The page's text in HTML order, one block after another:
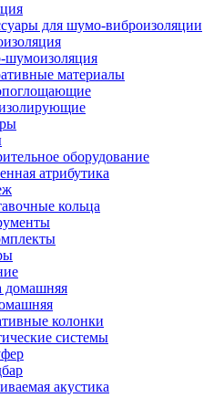
для шумо-виброизоляции
шумоизоляция
материалы
оборудование
атрибутика
кольца
колонки
системы
акустика